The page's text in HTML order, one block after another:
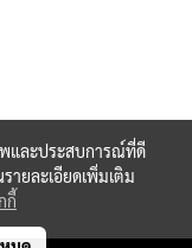
พและประสบการณ์ที่ดี
ายละเอียดเพิ่มเติม
กี้